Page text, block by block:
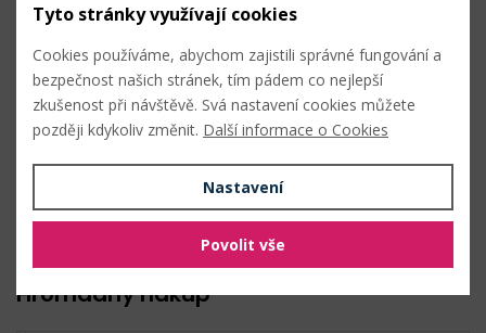
Průměr květu:2,6 cm
Techniky
Nahlásit problém
Hromadný nákup
Tyto stránky využívají cookies
Cookies používáme, abychom zajistili správné fungování a
bezpečnost našich stránek, tím pádem co nejlepší
zkušenost při návštěvě. Svá nastavení cookies můžete
později kdykoliv změnit. Další informace o Cookies
Nastavení
Povolit vše